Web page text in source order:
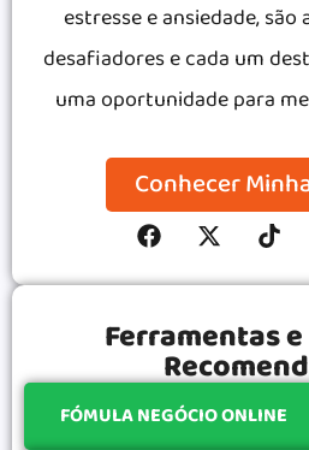
estresse e ansiedade,
desafiadores e cada um
uma oportunidade para
Conhecer
Ferramentas
FÓMULA NEGÓCIO ONLINE